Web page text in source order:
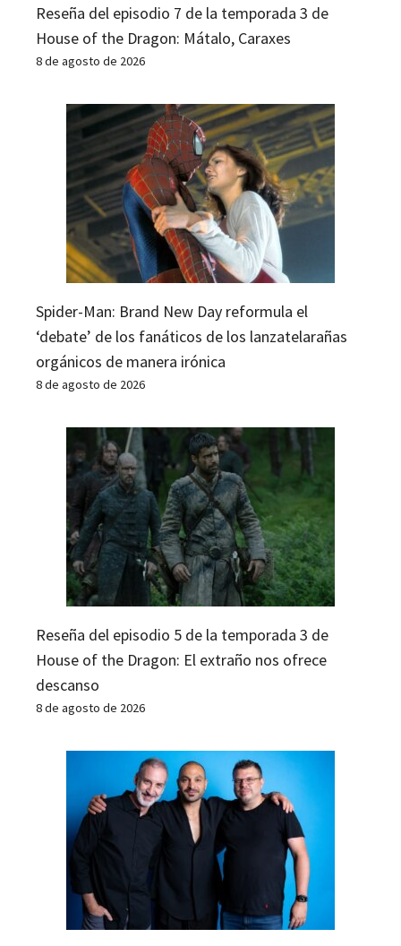
Reseña del episodio 7 de la temporada 3 de
House of the Dragon: Mátalo, Caraxes
8 de agosto de 2026
Spider-Man: Brand New Day reformula el
‘debate’ de los fanáticos de los lanzatelarañas
orgánicos de manera irónica
8 de agosto de 2026
Reseña del episodio 5 de la temporada 3 de
House of the Dragon: El extraño nos ofrece
descanso
8 de agosto de 2026